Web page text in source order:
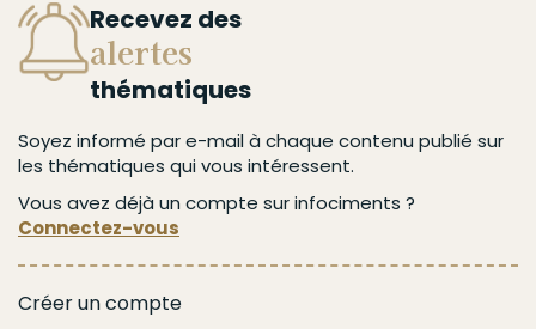
Recevez des
alertes
thématiques
Soyez informé par e-mail à chaque contenu publié sur
les thématiques qui vous intéressent.
Vous avez déjà un compte sur infociments ?
Connectez-vous
Créer un compte